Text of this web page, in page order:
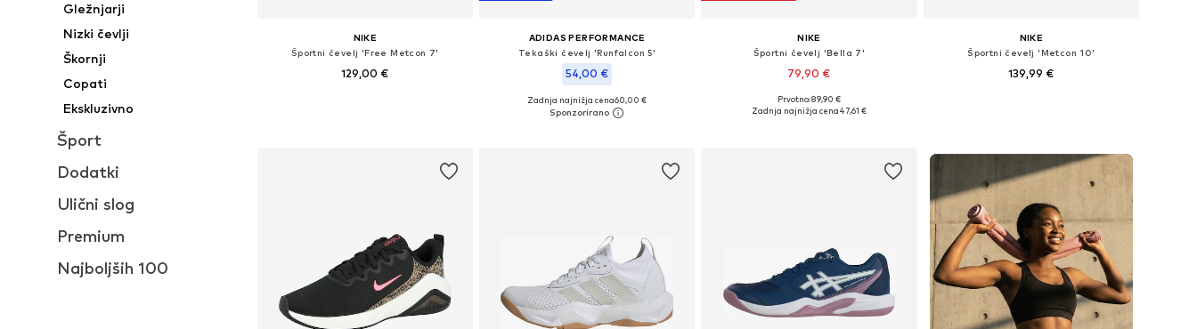
Gležnjarji
Nizki čevlji
Škornji
Copati
Ekskluzivno
Šport
Dodatki
Ulični slog
Premium
Najboljših 100
NIKE
Športni čevelj 'Free Metcon 7'
129,00 €
ADIDAS PERFORMANCE
Tekaški čevelj 'Runfalcon 5'
54,00 €
+4
Na voljo v različnih velikostih
Zadnja najnižja cena60,00 €
NIKE
Športni čevelj 'Bella 7'
79,90 €
+ 4
Na voljo v različnih velikostih
Prvotno: 89,90 €
Zadnja najnižja cena47,61 €
NIKE
Športni čevelj 'Metcon 10'
139,99 €